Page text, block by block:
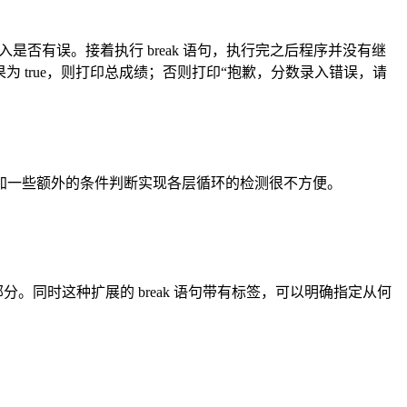
是否有误。接着执行 break 语句，执行完之后程序并没有继
true，则打印总成绩；否则打印“抱歉，分数录入错误，请
些额外的条件判断实现各层循环的检测很不方便。
。同时这种扩展的 break 语句带有标签，可以明确指定从何